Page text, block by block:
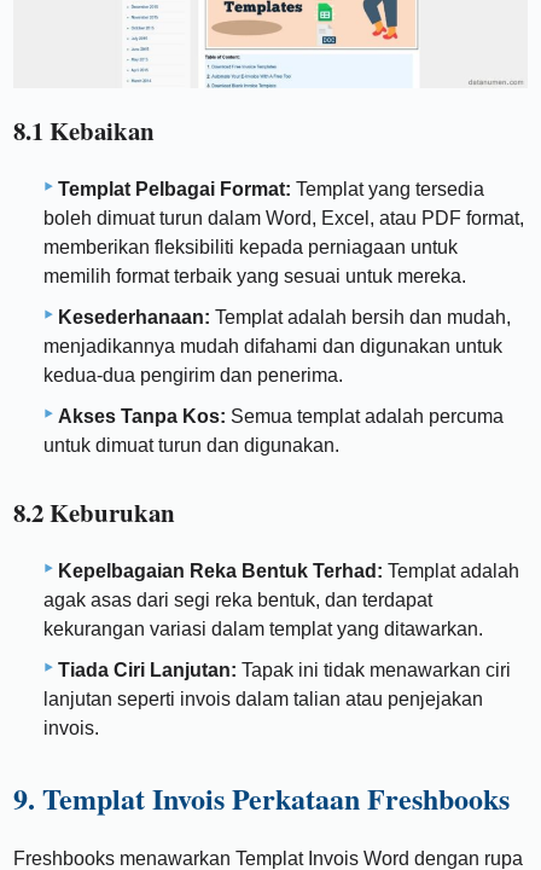
8.1 Kebaikan
Templat Pelbagai Format: Templat yang tersedia
boleh dimuat turun dalam Word, Excel, atau PDF format,
memberikan fleksibiliti kepada perniagaan untuk
memilih format terbaik yang sesuai untuk mereka.
Kesederhanaan: Templat adalah bersih dan mudah,
menjadikannya mudah difahami dan digunakan untuk
kedua-dua pengirim dan penerima.
Akses Tanpa Kos: Semua templat adalah percuma
untuk dimuat turun dan digunakan.
8.2 Keburukan
Kepelbagaian Reka Bentuk Terhad: Templat adalah
agak asas dari segi reka bentuk, dan terdapat
kekurangan variasi dalam templat yang ditawarkan.
Tiada Ciri Lanjutan: Tapak ini tidak menawarkan ciri
lanjutan seperti invois dalam talian atau penjejakan
invois.
9. Templat Invois Perkataan Freshbooks
Freshbooks menawarkan Templat Invois Word dengan rupa